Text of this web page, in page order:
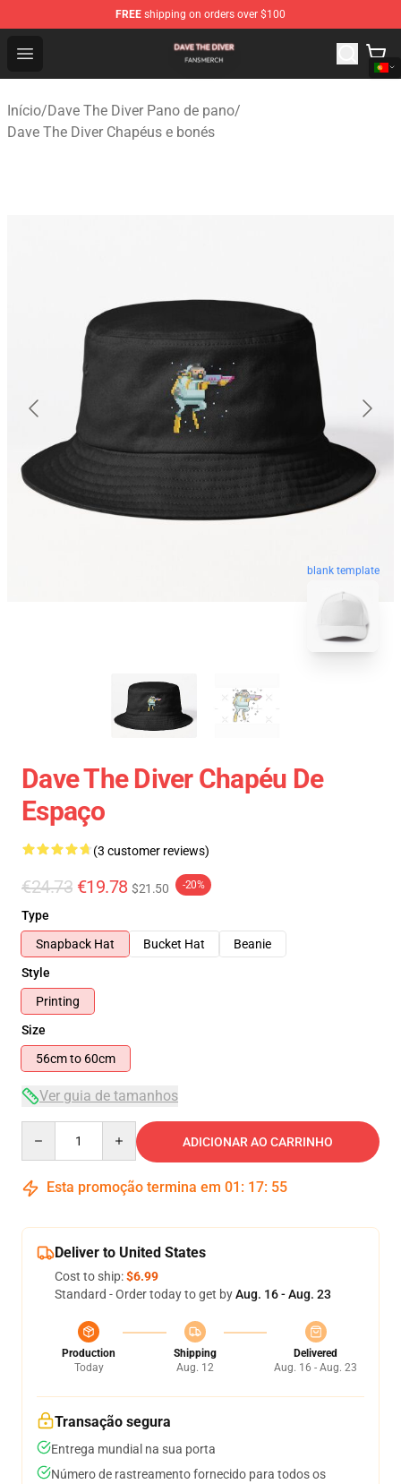
FREE shipping on orders over $100
Open menu
Dave The Diver Shop - Official Dave The Diver
Início/Dave The Diver Pano de pano/
Dave The Diver Chapéus e bonés
blank template
Dave The Diver Chapéu De
Espaço
(3 customer reviews)
€24.73 €19.78 $21.50 -20%
Type
Snapback Hat
Bucket Hat
Beanie
Style
Printing
Size
56cm to 60cm
Ver guia de tamanhos
ADICIONAR AO CARRINHO
Esta promoção termina em 01 : 17: 54
Deliver to United States
Cost to ship:$6.99
Standard - Order today to get byAug. 16 - Aug. 23
Production
Today
Shipping
Aug. 12
Delivered
Aug. 16 - Aug. 23
Transação segura
Entrega mundial na sua porta
Número de rastreamento fornecido para todos os